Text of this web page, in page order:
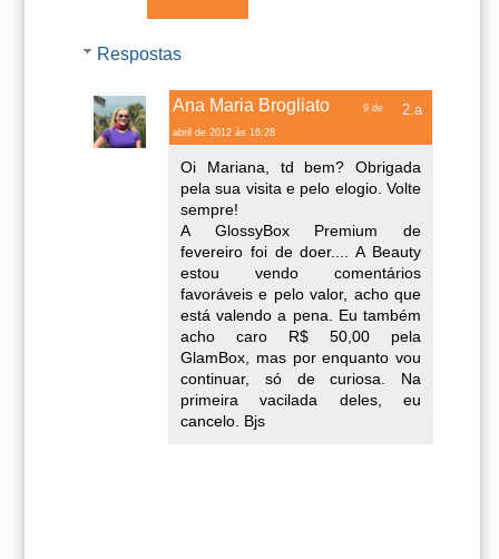
Respostas
Ana Maria Brogliato 9 de
abril de 2012 às 16:28
Oi Mariana, td bem? Obrigada
pela sua visita e pelo elogio. Volte
sempre!
A GlossyBox Premium de
fevereiro foi de doer.... A Beauty
estou vendo comentários
favoráveis e pelo valor, acho que
está valendo a pena. Eu também
acho caro R$ 50,00 pela
GlamBox, mas por enquanto vou
continuar, só de curiosa. Na
primeira vacilada deles, eu
cancelo. Bjs